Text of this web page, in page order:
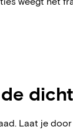
Laat je